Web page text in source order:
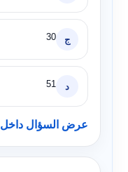
ج 30
د 51
عرض السؤال داخل